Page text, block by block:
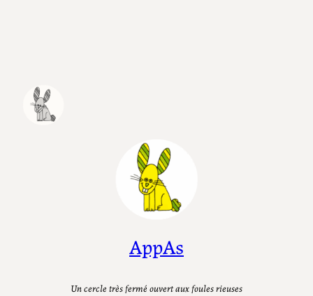
AppAs
Un cercle très fermé ouvert aux foules rieuses